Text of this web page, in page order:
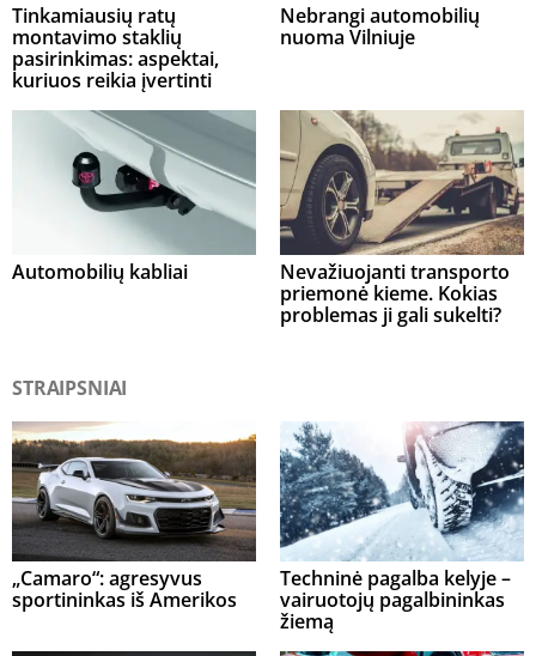
Tinkamiausių ratų
montavimo staklių
pasirinkimas: aspektai,
kuriuos reikia įvertinti
Nebrangi automobilių
nuoma Vilniuje
Automobilių kabliai
Nevažiuojanti transporto
priemonė kieme. Kokias
problemas ji gali sukelti?
STRAIPSNIAI
„Camaro“: agresyvus
sportininkas iš Amerikos
Techninė pagalba kelyje –
vairuotojų pagalbininkas
žiemą